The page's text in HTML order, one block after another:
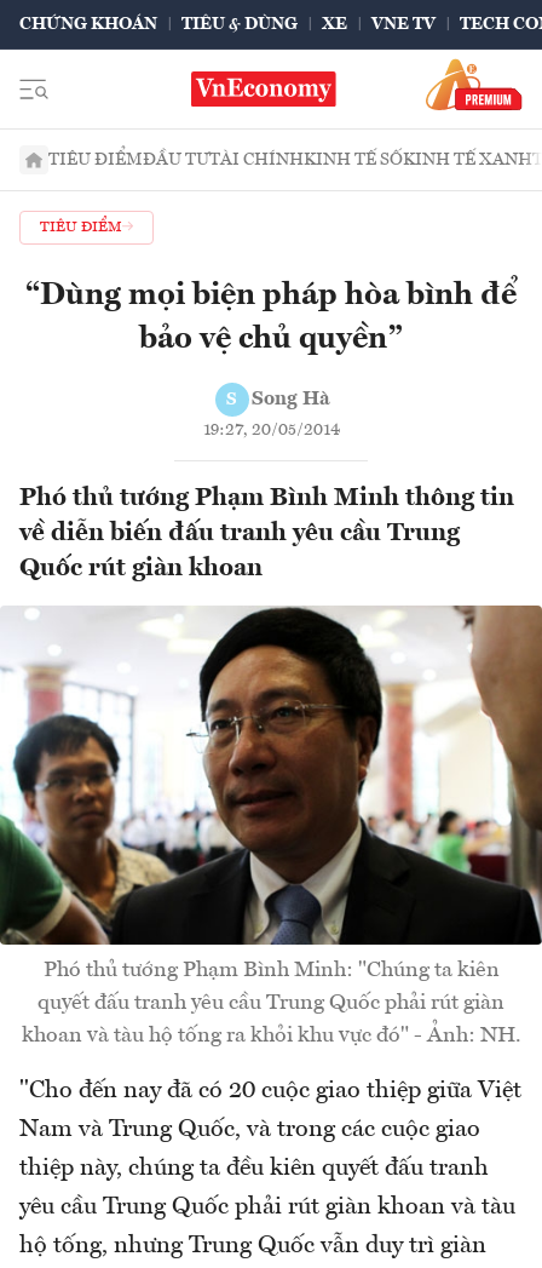
CHỨNG KHOÁN TIÊU & DÙNG XE VNE TV TECH
TIÊU ĐIỂMĐẦU TƯTÀI CHÍNHKINH TẾ SỐKINH TẾ XANH
TIÊU ĐIỂM
“Dùng mọi biện pháp hòa bình để
bảo vệ chủ quyền”
S Song Hà
19:27, 20/05/2014
Phó thủ tướng Phạm Bình Minh thông tin
về diễn biến đấu tranh yêu cầu Trung
Quốc rút giàn khoan
Phó thủ tướng Phạm Bình Minh: "Chúng ta kiên
quyết đấu tranh yêu cầu Trung Quốc phải rút giàn
khoan và tàu hộ tống ra khỏi khu vực đó" - Ảnh: NH.
"Cho đến nay đã có 20 cuộc giao thiệp giữa Việt
Nam và Trung Quốc, và trong các cuộc giao
thiệp này, chúng ta đều kiên quyết đấu tranh
yêu cầu Trung Quốc phải rút giàn khoan và tàu
hộ tống, nhưng Trung Quốc vẫn duy trì giàn